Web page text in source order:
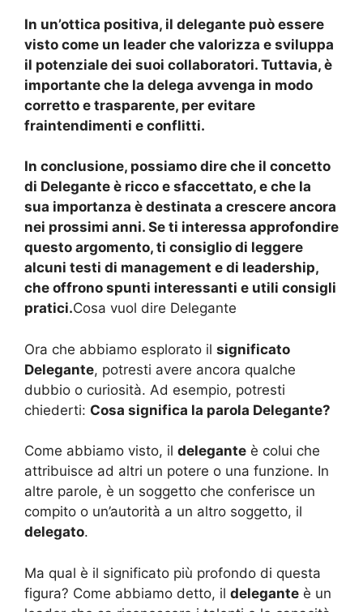
In un’ottica positiva, il delegante può essere
visto come un leader che valorizza e sviluppa
il potenziale dei suoi collaboratori. Tuttavia, è
importante che la delega avvenga in modo
corretto e trasparente, per evitare
fraintendimenti e conflitti.
In conclusione, possiamo dire che il concetto
di Delegante è ricco e sfaccettato, e che la
sua importanza è destinata a crescere ancora
nei prossimi anni. Se ti interessa approfondire
questo argomento, ti consiglio di leggere
alcuni testi di management e di leadership,
che offrono spunti interessanti e utili consigli
pratici.Cosa vuol dire Delegante
Ora che abbiamo esplorato il significato
Delegante, potresti avere ancora qualche
dubbio o curiosità. Ad esempio, potresti
chiederti: Cosa significa la parola Delegante?
Come abbiamo visto, il delegante è colui che
attribuisce ad altri un potere o una funzione. In
altre parole, è un soggetto che conferisce un
compito o un’autorità a un altro soggetto, il
delegato.
Ma qual è il significato più profondo di questa
figura? Come abbiamo detto, il delegante è un